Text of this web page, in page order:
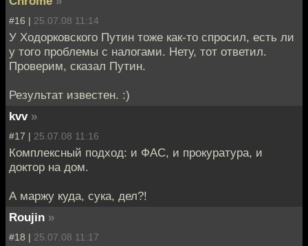
#16 | 25.07.08 11:14
У Ходорковского Путин тоже как-то спросил, есть ли
у того проблемы с налогами. Нету, тот ответил.
Проверим, сказал Путин.
Результат известен. :)
kvv »
#17 | 25.07.08 11:16
Комплексный подход: и ФАС, и прокуратура, и
доктор на дом.
А маржу куда, сука, дел?!
Roujin »
#18 | 25.07.08 11:17